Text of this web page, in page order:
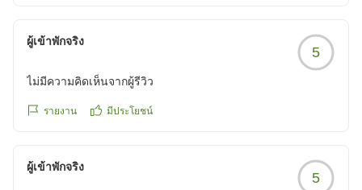
ผู้เข้าพักจริง
5
ไม่มีความคิดเห็นจากผู้รีวิว
รายงาน มีประโยชน์
ผู้เข้าพักจริง
5